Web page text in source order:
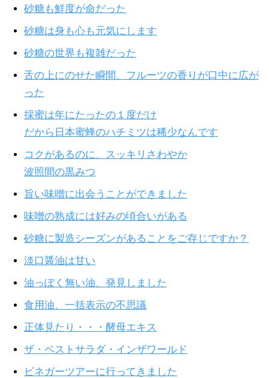
砂糖も鮮度が命だった
砂糖は身も心も元気にします
砂糖の世界も複雑だった
舌の上にのせた瞬間、フルーツの香りが口中に広が
った
採蜜は年にたったの１度だけ
だから日本蜜蜂のハチミツは稀少なんです
コクがあるのに、スッキリさわやか
波照間の黒みつ
旨い味噌に出会うことができました
味噌の熟成には好みの頃合いがある
砂糖に製造シーズンがあることをご存じですか？
淡口醤油は甘い
油っぽく無い油、発見しました
食用油、一括表示の不思議
正体見たり・・・酵母エキス
ザ・ベストサラダ・インザワールド
ビネガーツアーに行ってきました